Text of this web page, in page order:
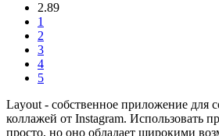
2.89
1
2
3
4
5
Layout - собственное приложение для
коллажей от Instagram. Использовать
просто, но оно обладает широкими